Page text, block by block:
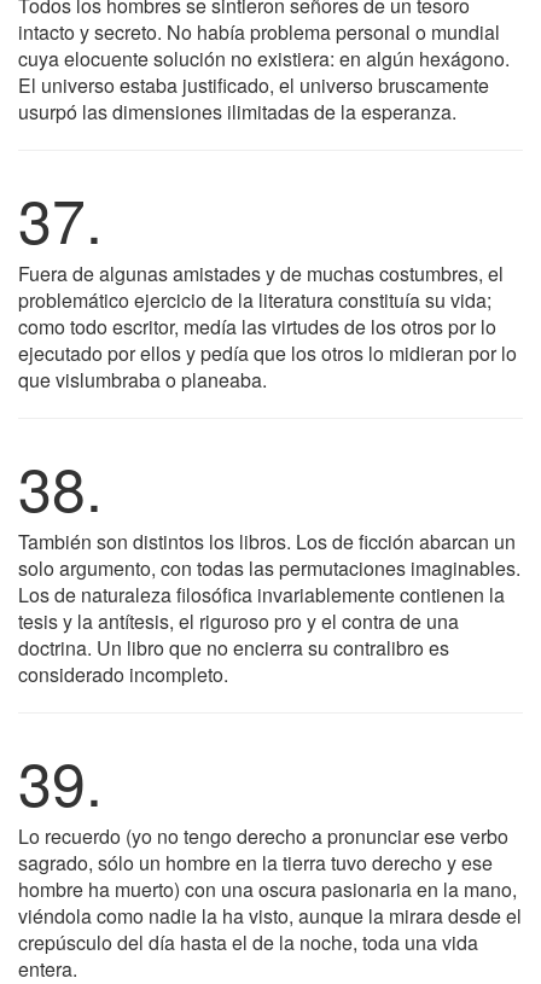
intacto y secreto. No había problema personal o mundial
cuya elocuente solución no existiera: en algún hexágono.
El universo estaba justificado, el universo bruscamente
usurpó las dimensiones ilimitadas de la esperanza.
37.
Fuera de algunas amistades y de muchas costumbres, el
problemático ejercicio de la literatura constituía su vida;
como todo escritor, medía las virtudes de los otros por lo
ejecutado por ellos y pedía que los otros lo midieran por lo
que vislumbraba o planeaba.
38.
También son distintos los libros. Los de ficción abarcan un
solo argumento, con todas las permutaciones imaginables.
Los de naturaleza filosófica invariablemente contienen la
tesis y la antítesis, el riguroso pro y el contra de una
doctrina. Un libro que no encierra su contralibro es
considerado incompleto.
39.
Lo recuerdo (yo no tengo derecho a pronunciar ese verbo
sagrado, sólo un hombre en la tierra tuvo derecho y ese
hombre ha muerto) con una oscura pasionaria en la mano,
viéndola como nadie la ha visto, aunque la mirara desde el
crepúsculo del día hasta el de la noche, toda una vida
entera.